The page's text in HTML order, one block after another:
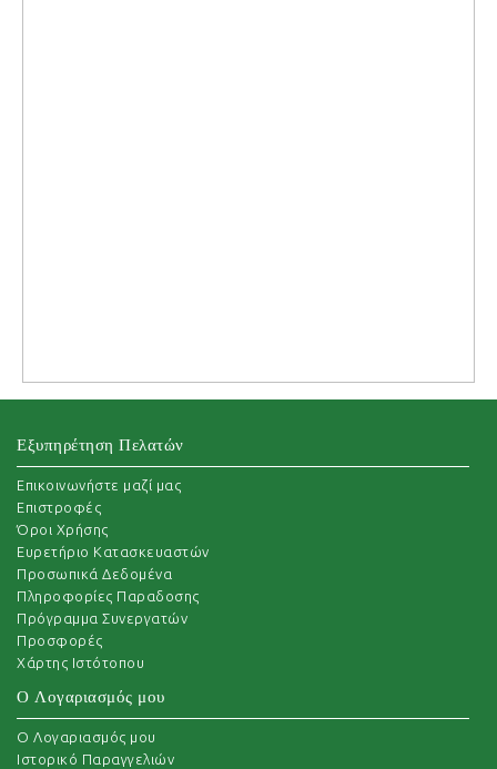
Εξυπηρέτηση Πελατών
Επικοινωνήστε μαζί μας
Επιστροφές
Όροι Χρήσης
Ευρετήριο Κατασκευαστών
Προσωπικά Δεδομένα
Πληροφορίες Παραδοσης
Πρόγραμμα Συνεργατών
Προσφορές
Χάρτης Ιστότοπου
Ο Λογαριασμός μου
O Λογαριασμός μου
Ιστορικό Παραγγελιών